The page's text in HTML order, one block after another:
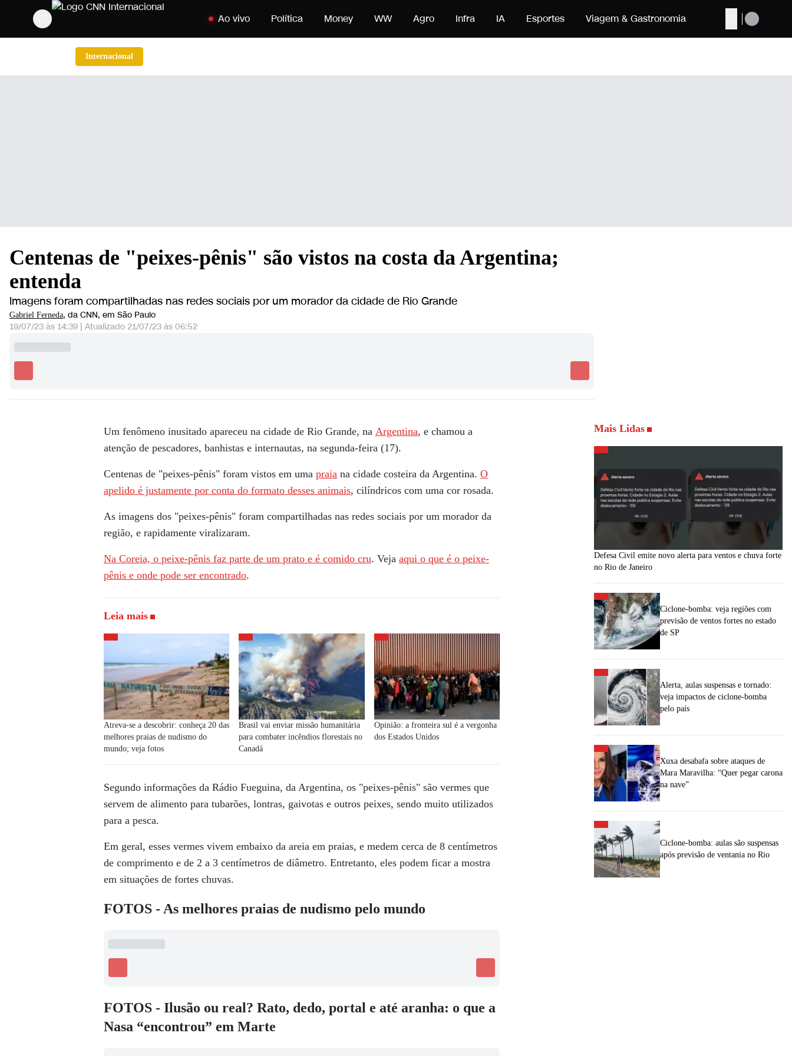
Buscar
Pular para o conteúdo
Ao vivo Política Money WW Agro Infra IA Esportes Viagem & Gastronomia
Internacional
Centenas de "peixes-pênis" são vistos na costa da Argentina;
entenda
Imagens foram compartilhadas nas redes sociais por um morador da cidade de Rio Grande
Gabriel Ferneda, da CNN, em São Paulo
19/07/23 às 14:39 | Atualizado 21/07/23 às 06:52
Um fenômeno inusitado apareceu na cidade de Rio Grande, na Argentina, e chamou a
atenção de pescadores, banhistas e internautas, na segunda-feira (17).
Centenas de "peixes-pênis" foram vistos em uma praia na cidade costeira da Argentina. O
apelido é justamente por conta do formato desses animais, cilíndricos com uma cor rosada.
As imagens dos "peixes-pênis" foram compartilhadas nas redes sociais por um morador da
região, e rapidamente viralizaram.
Na Coreia, o peixe-pênis faz parte de um prato e é comido cru. Veja aqui o que é o peixe-
pênis e onde pode ser encontrado.
Leia mais
Atreva-se a descobrir: conheça 20 das
melhores praias de nudismo do
mundo; veja fotos
Brasil vai enviar missão humanitária
para combater incêndios florestais no
Canadá
Opinião: a fronteira sul é a vergonha
dos Estados Unidos
Segundo informações da Rádio Fueguina, da Argentina, os "peixes-pênis" são vermes que
servem de alimento para tubarões, lontras, gaivotas e outros peixes, sendo muito utilizados
para a pesca.
Em geral, esses vermes vivem embaixo da areia em praias, e medem cerca de 8 centímetros
de comprimento e de 2 a 3 centímetros de diâmetro. Entretanto, eles podem ficar a mostra
em situações de fortes chuvas.
FOTOS - As melhores praias de nudismo pelo mundo
FOTOS - Ilusão ou real? Rato, dedo, portal e até aranha: o que a
Nasa “encontrou” em Marte
Mais Lidas
Defesa Civil emite novo alerta para ventos e chuva forte
no Rio de Janeiro
Ciclone-bomba: veja regiões com
previsão de ventos fortes no estado
de SP
Alerta, aulas suspensas e tornado:
veja impactos de ciclone-bomba
pelo país
Xuxa desabafa sobre ataques de
Mara Maravilha: “Quer pegar carona
na nave”
Ciclone-bomba: aulas são suspensas
após previsão de ventania no Rio